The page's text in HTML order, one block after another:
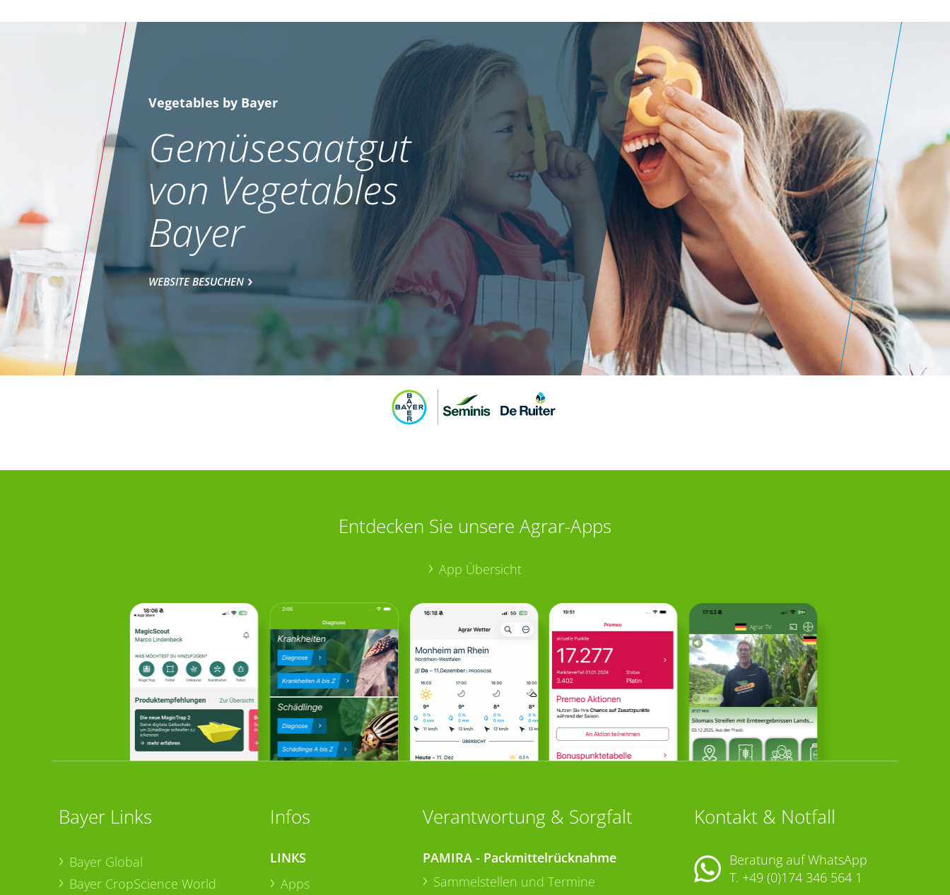
Vegetables by Bayer
Gemüsesaatgut
von Vegetables
Bayer
WEBSITE BESUCHEN
Entdecken Sie unsere Agrar-Apps
App Übersicht
Bayer Links
Bayer Global
Bayer CropScience World
Infos
LINKS
Apps
Verantwortung & Sorgfalt
PAMIRA - Packmittelrücknahme
Sammelstellen und Termine
Kontakt & Notfall
Beratung auf WhatsApp
T. +49 (0)174 346 564 1